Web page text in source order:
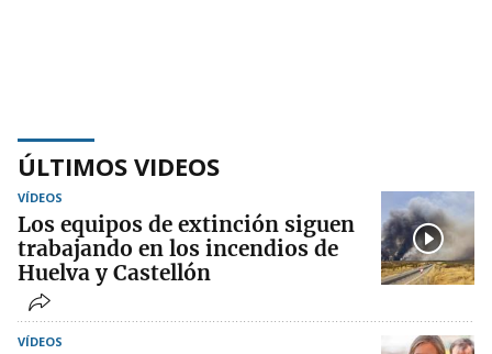
ÚLTIMOS VIDEOS
VÍDEOS
Los equipos de extinción siguen
trabajando en los incendios de
Huelva y Castellón
VÍDEOS